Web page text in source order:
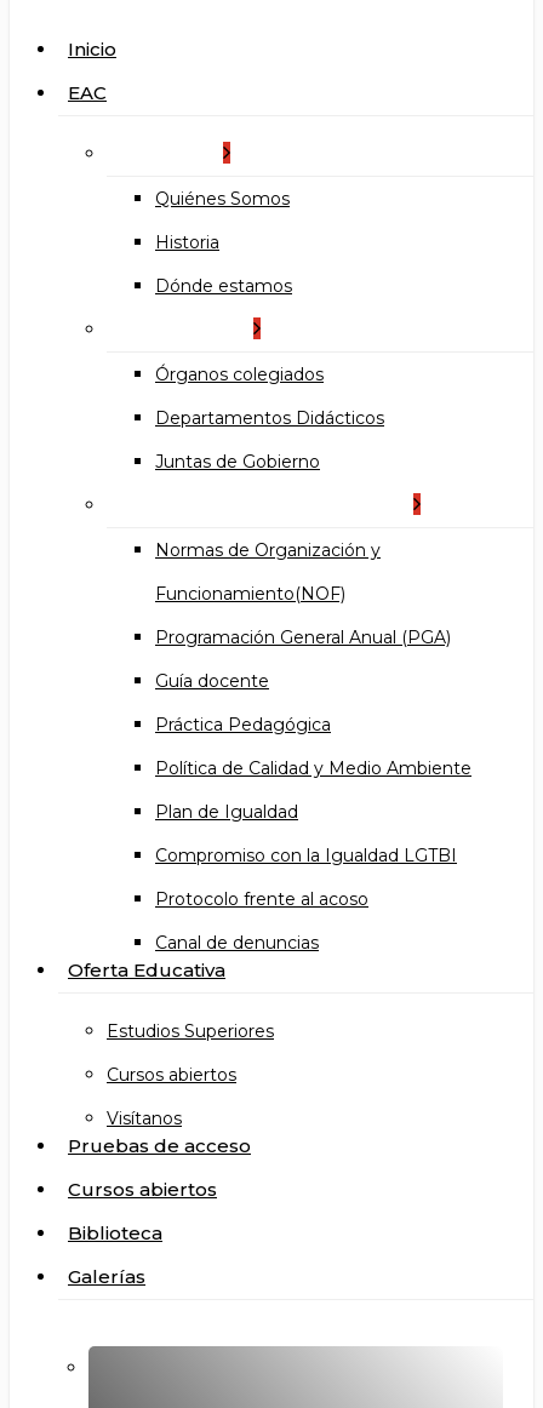
search
Menu
Inicio
EAC
Quiénes Somos
Historia
Dónde estamos
Órganos colegiados
Departamentos Didácticos
Juntas de Gobierno
Normas de Organización y
Funcionamiento(NOF)
Programación General Anual (PGA)
Guía docente
Práctica Pedagógica
Política de Calidad y Medio Ambiente
Plan de Igualdad
Compromiso con la Igualdad LGTBI
Protocolo frente al acoso
Canal de denuncias
Oferta Educativa
Estudios Superiores
Cursos abiertos
Visítanos
Pruebas de acceso
Cursos abiertos
Biblioteca
Galerías